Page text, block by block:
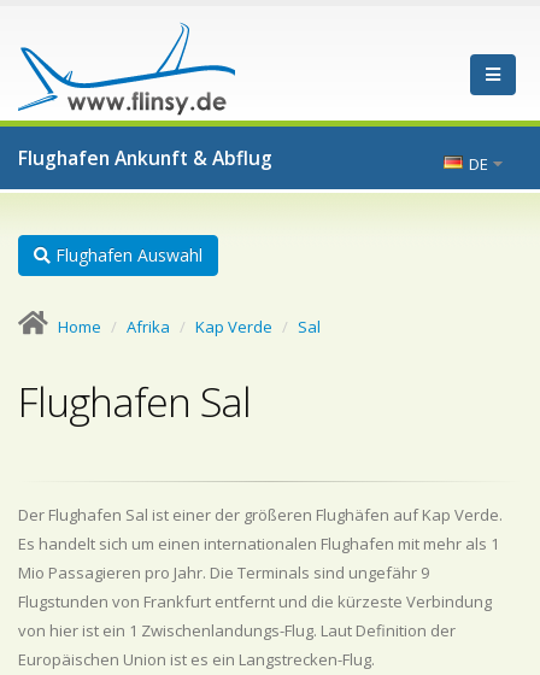
Flughafen Ankunft & Abflug DE
Flughafen Auswahl
Home Afrika Kap Verde Sal
Flughafen Sal
Der Flughafen Sal ist einer der größeren Flughäfen auf Kap Verde.
Es handelt sich um einen internationalen Flughafen mit mehr als 1
Mio Passagieren pro Jahr. Die Terminals sind ungefähr 9
Flugstunden von Frankfurt entfernt und die kürzeste Verbindung
von hier ist ein 1 Zwischenlandungs-Flug. Laut Definition der
Europäischen Union ist es ein Langstrecken-Flug.